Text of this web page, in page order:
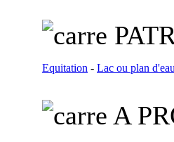
Equitation - Lac ou plan
A